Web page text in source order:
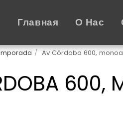
Главная О Нас
Av Córdoba 600,
600,